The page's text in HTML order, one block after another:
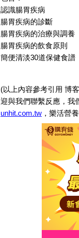
認識腸胃疾病
腸胃疾病的診斷
腸胃疾病的治療與調養
腸胃疾病的飲食原則
簡便清淡30道保健食譜
(以上內容參考引用 博
迎與我們聯繫反應，我
unhit.com.tw ，樂活營